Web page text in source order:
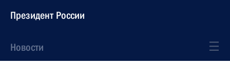
Президент России
Новости